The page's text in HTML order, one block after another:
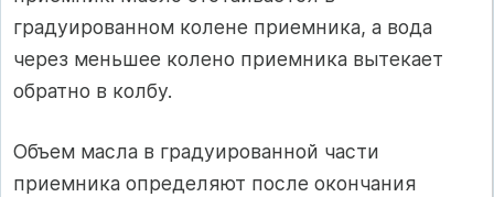
градуированном колене приемника, а вода
через меньшее колено приемника вытекает
обратно в колбу.
Объем масла в градуированной части
приемника определяют после окончания